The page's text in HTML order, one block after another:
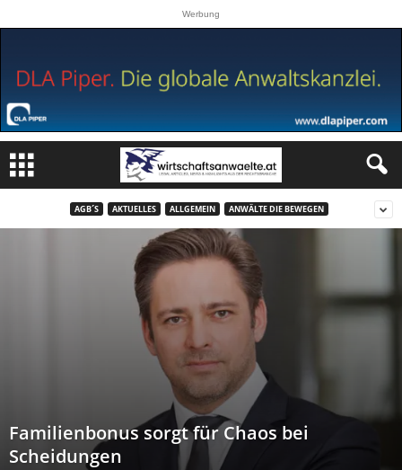
Werbung
AGB´S AKTUELLES ALLGEMEIN ANWÄLTE DIE BEWEGEN
Familienbonus sorgt für Chaos bei
Scheidungen